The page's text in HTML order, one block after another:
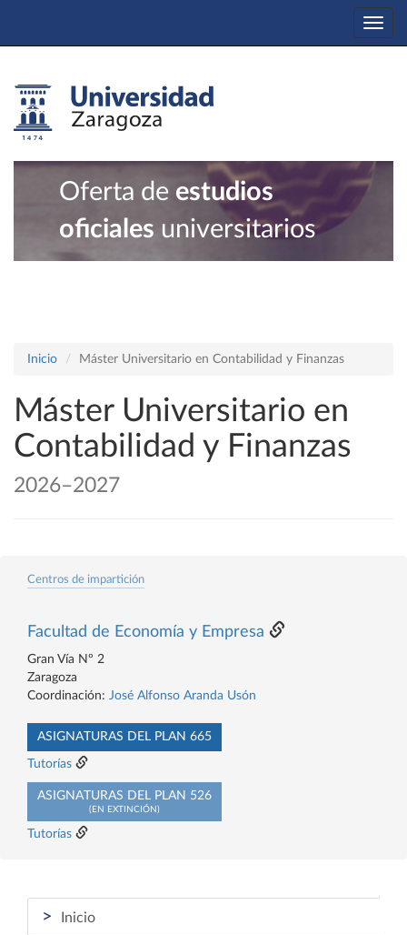
Oferta de estudios
oficiales universitarios
Inicio Máster Universitario en Contabilidad y Finanzas
Máster Universitario en
Contabilidad y Finanzas
2026–2027
Centros de impartición
Facultad de Economía y Empresa
Gran Vía Nº 2
Zaragoza
Coordinación: José Alfonso Aranda Usón
ASIGNATURAS DEL PLAN 665
Tutorías
ASIGNATURAS DEL PLAN 526
(EN EXTINCIÓN)
Tutorías
> Inicio